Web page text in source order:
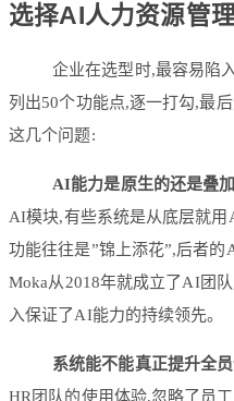
选择AI人力资源管
企业在选型时,最容易陷
列出50个功能点,逐一打勾,最
这几个问题:
AI能力是原生的还是叠
AI模块,有些系统是从底层就
功能往往是”锦上添花”,后者的
Moka从2018年就成立了AI团
入保证了AI能力的持续领先。
系统能不能真正提升全
HR团队的使用体验,忽略了员